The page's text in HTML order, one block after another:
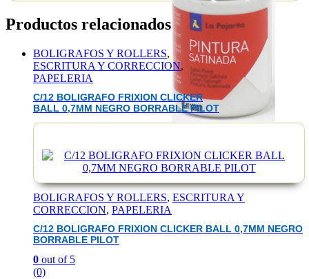
Productos relacionados
BOLIGRAFOS Y ROLLERS,
ESCRITURA Y CORRECCION,
PAPELERIA
C/12 BOLIGRAFO FRIXION CLICKER
BALL 0,7MM NEGRO BORRABLE PILOT
BOLIGRAFOS Y ROLLERS, ESCRITURA Y
CORRECCION, PAPELERIA
C/12 BOLIGRAFO FRIXION CLICKER BALL 0,7MM NEGRO
BORRABLE PILOT
0 out of 5
(0)